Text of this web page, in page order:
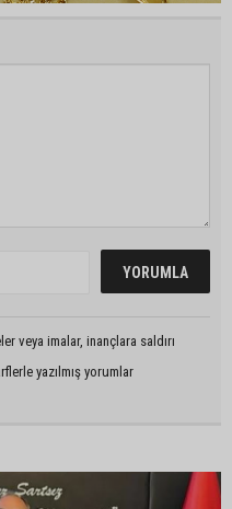
veya imalar, inançlara saldırı
yazılmış yorumlar